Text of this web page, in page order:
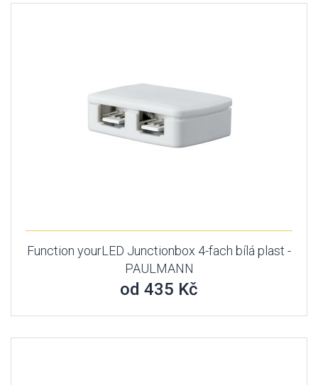
Function yourLED Junctionbox 4-fach bílá plast -
PAULMANN
od 435 Kč